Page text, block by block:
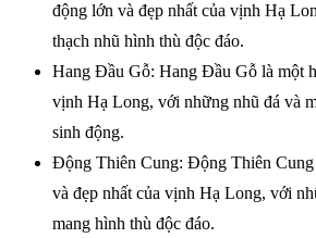
động lớn và đẹp nhất của vịnh Hạ
thạch nhũ hình thù độc đáo.
Hang Đầu Gỗ: Hang Đầu Gỗ là một
vịnh Hạ Long, với những nhũ đá và
sinh động.
Động Thiên Cung: Động Thiên Cung
và đẹp nhất của vịnh Hạ Long, với
mang hình thù độc đáo.